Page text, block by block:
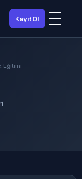
Kayıt Ol
Eğitimi